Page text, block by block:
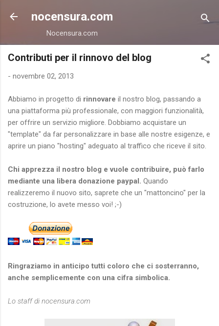
Passa ai contenuti principali
nocensura.com
Nocensura.com
Contributi per il rinnovo del blog
- novembre 02, 2013
Abbiamo in progetto di rinnovare il nostro blog, passando a
una piattaforma più professionale, con maggiori funzionalità,
per offrire un servizio migliore. Dobbiamo acquistare un
"template" da far personalizzare in base alle nostre esigenze, e
aprire un piano "hosting" adeguato al traffico che riceve il sito.
Chi apprezza il nostro blog e vuole contribuire, può farlo
mediante una libera donazione paypal. Quando
realizzeremo il nuovo sito, saprete che un "mattoncino" per la
costruzione, lo avete messo voi! ;-)
Ringraziamo in anticipo tutti coloro che ci sosterranno,
anche semplicemente con una cifra simbolica.
Lo staff di nocensura.com